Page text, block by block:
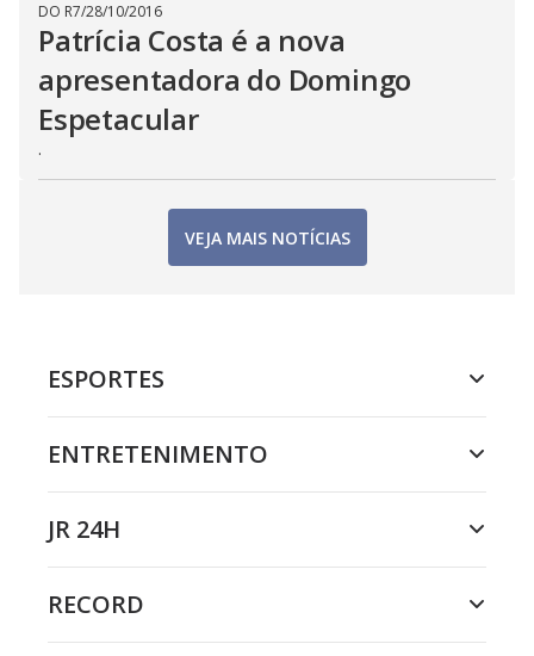
DO R7/28/10/2016
Patrícia Costa é a nova
apresentadora do Domingo
Espetacular
.
VEJA MAIS NOTÍCIAS
ESPORTES
ENTRETENIMENTO
JR 24H
RECORD